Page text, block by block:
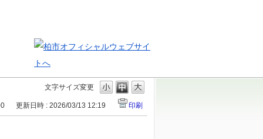
文字サイズ変更
更新日時 : 2026/03/13 12:19 印刷